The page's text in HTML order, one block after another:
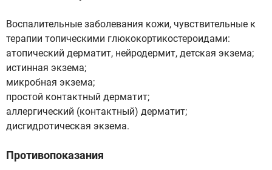
Воспалительные заболевания кожи, чувствительные к
терапии топическими глюкокортикостероидами:
атопический дерматит, нейродермит, детская экзема;
истинная экзема;
микробная экзема;
простой контактный дерматит;
аллергический (контактный) дерматит;
дисгидротическая экзема.
Противопоказания